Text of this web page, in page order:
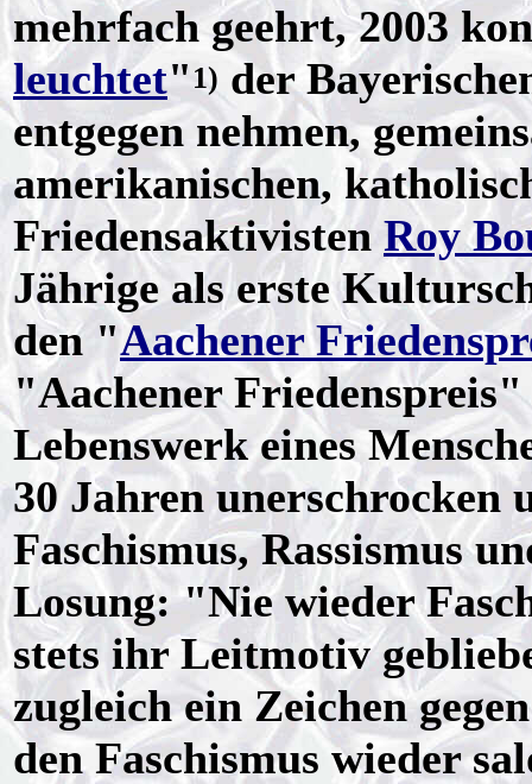
mehrfach geehrt, 2003
leuchtet" 1) der
entgegen nehmen,
amerikanischen,
Friedensaktivisten Roy
Jährige als erste
den "Aachener
"Aachener
Lebenswerk eines
30 Jahren
Faschismus, Rassismus
Losung: "Nie wieder
stets ihr Leitmotiv
zugleich ein Zeichen
den Faschismus wieder